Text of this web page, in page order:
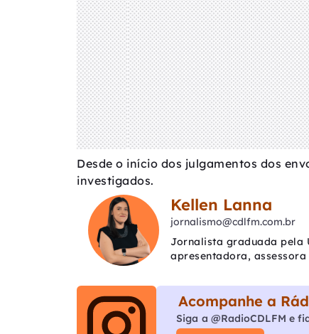
Desde o início dos julgamentos dos
investigados.
Kellen Lanna
jornalismo@cdlfm.com.br
Jornalista graduada pela
apresentadora,
Acompanhe a
Siga a @RadioCDLFM e